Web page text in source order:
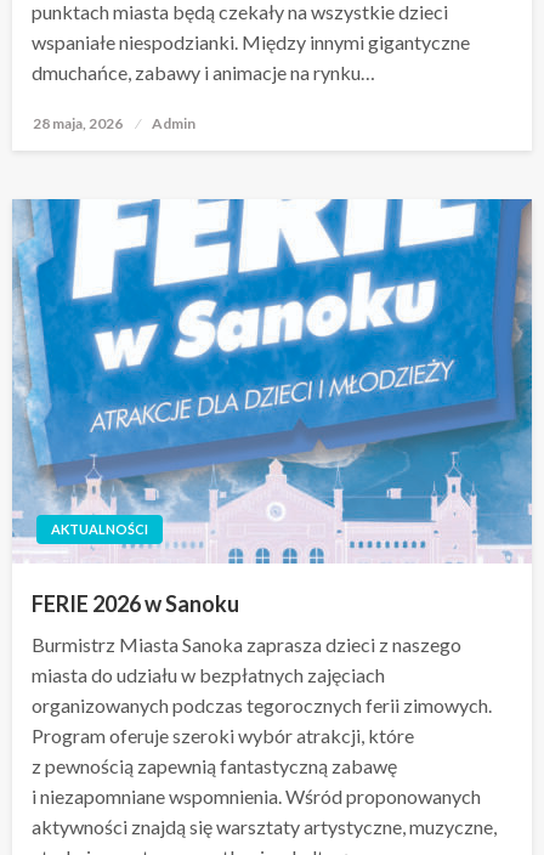
punktach miasta będą czekały na wszystkie dzieci
wspaniałe niespodzianki. Między innymi gigantyczne
dmuchańce, zabawy i animacje na rynku…
Opublikowane
28 maja, 2026 Admin
AKTUALNOŚCI
FERIE 2026 w Sanoku
Burmistrz Miasta Sanoka zaprasza dzieci z naszego
miasta do udziału w bezpłatnych zajęciach
organizowanych podczas tegorocznych ferii zimowych.
Program oferuje szeroki wybór atrakcji, które
z pewnością zapewnią fantastyczną zabawę
i niezapomniane wspomnienia. Wśród proponowanych
aktywności znajdą się warsztaty artystyczne, muzyczne,